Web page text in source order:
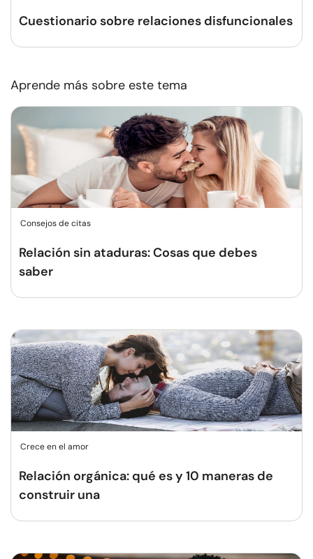
Cuestionario sobre relaciones disfuncionales
Aprende más sobre este tema
Consejos de citas
Relación sin ataduras: Cosas que debes
saber
Crece en el amor
Relación orgánica: qué es y 10 maneras de
construir una